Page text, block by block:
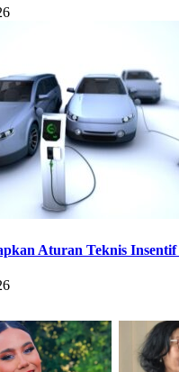
Aturan Teknis